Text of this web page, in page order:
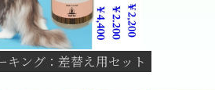
キング：差替え用セット